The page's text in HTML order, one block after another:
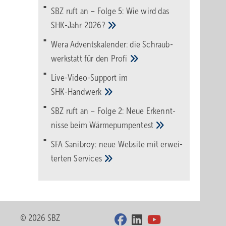
SBZ ruft an – Folge 5: Wie wird das
SHK-Jahr 2026?
Wera Adventskalender: die Schraub­
werk­statt für den Pro­fi
Live-Video-Support im
SHK-Handwerk
SBZ ruft an – Folge 2: Neue Erkennt­
nisse beimWärme­pumpen­test
SFA Sanibroy: neue Web­site mit erwei­
tertenServices
© 2026 SBZ